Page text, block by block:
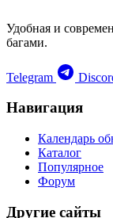
Удобная и
багами.
Telegram
Навигация
Календарь
Каталог
Популярное
Форум
Другие сайты